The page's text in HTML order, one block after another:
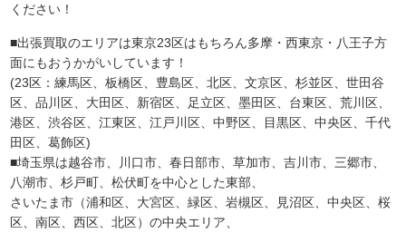
ください！
■出張買取のエリアは東京23区はもちろん多摩・西東京・八王子方
面にもおうかがいしています！
(23区：練馬区、板橋区、豊島区、北区、文京区、杉並区、世田谷
区、品川区、大田区、新宿区、足立区、墨田区、台東区、荒川区、
港区、渋谷区、江東区、江戸川区、中野区、目黒区、中央区、千代
田区、葛飾区)
■埼玉県は越谷市、川口市、春日部市、草加市、吉川市、三郷市、
八潮市、杉戸町、松伏町を中心とした東部、
さいたま市（浦和区、大宮区、緑区、岩槻区、見沼区、中央区、桜
区、南区、西区、北区）の中央エリア、